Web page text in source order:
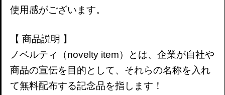
使用感がございます。
【 商品説明 】
ノベルティ（novelty item）とは、企業が自社や
商品の宣伝を目的として、それらの名称を入れ
て無料配布する記念品を指します！